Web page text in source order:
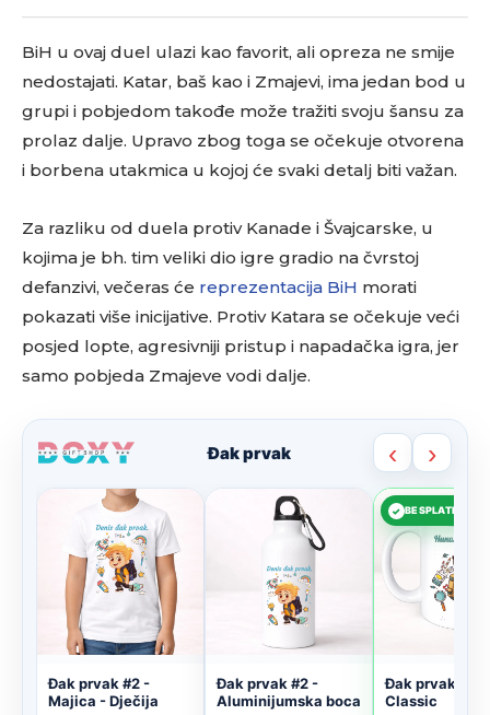
BiH u ovaj duel ulazi kao favorit, ali opreza ne smije
nedostajati. Katar, baš kao i Zmajevi, ima jedan bod u
grupi i pobjedom takođe može tražiti svoju šansu za
prolaz dalje. Upravo zbog toga se očekuje otvorena
i borbena utakmica u kojoj će svaki detalj biti važan.
Za razliku od duela protiv Kanade i Švajcarske, u
kojima je bh. tim veliki dio igre gradio na čvrstoj
defanzivi, večeras će reprezentacija BiH morati
pokazati više inicijative. Protiv Katara se očekuje veći
posjed lopte, agresivniji pristup i napadačka igra, jer
samo pobjeda Zmajeve vodi dalje.